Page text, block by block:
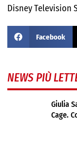
Disney Television
Facebook
NEWS PIÙ
Giulia
Cage.